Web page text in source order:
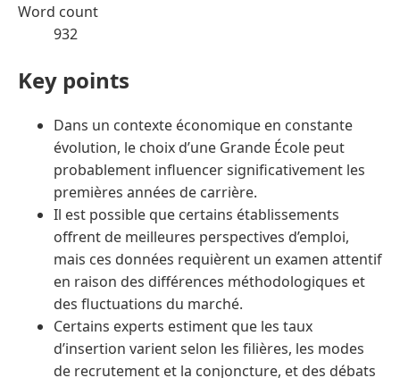
Word count
932
Key points
Dans un contexte économique en constante
évolution, le choix d’une Grande École peut
probablement influencer significativement les
premières années de carrière.
Il est possible que certains établissements
offrent de meilleures perspectives d’emploi,
mais ces données requièrent un examen attentif
en raison des différences méthodologiques et
des fluctuations du marché.
Certains experts estiment que les taux
d’insertion varient selon les filières, les modes
de recrutement et la conjoncture, et des débats